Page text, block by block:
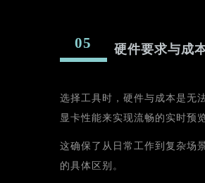
05 硬件要求与成
选择工具时，硬件与成本是无
显卡性能来实现流畅的实时预
这确保了从日常工作到复杂场
的具体区别。